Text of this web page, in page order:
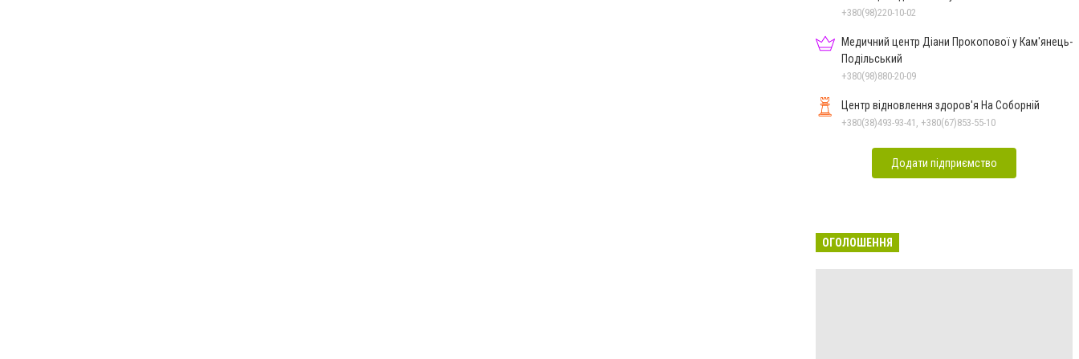
+380(98)220-10-02
Медичний центр Діани Прокопової у Кам'янець-
Подільський
+380(98)880-20-09
Центр відновлення здоров'я На Соборній
+380(38)493-93-41, +380(67)853-55-10
Додати підприємство
ОГОЛОШЕННЯ